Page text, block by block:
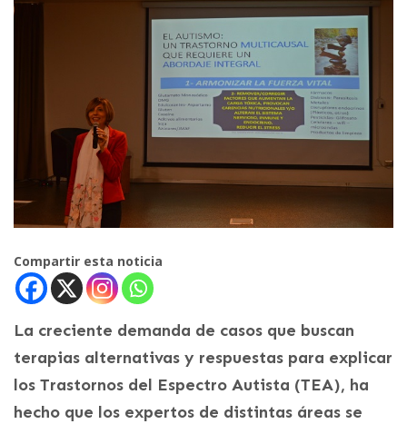
Compartir esta noticia
La creciente demanda de casos que buscan
terapias alternativas y respuestas para explicar
los Trastornos del Espectro Autista (TEA), ha
hecho que los expertos de distintas áreas se